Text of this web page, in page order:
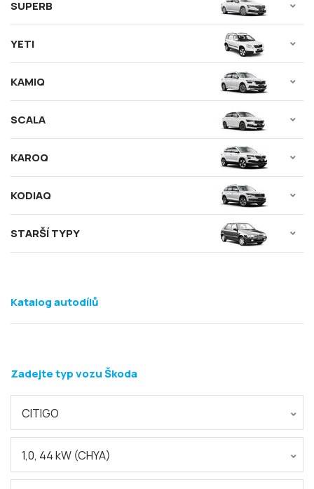
SUPERB
YETI
KAMIQ
SCALA
KAROQ
KODIAQ
STARŠÍ TYPY
Zadejte typ vozu Škoda
CITIGO
1,0, 44 kW (CHYA)
Katalog autodílů